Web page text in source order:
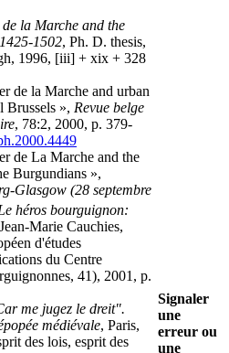
la Marche and the
1502, Ph. D. thesis,
1996, [iii] + xix + 328
de la Marche and urban
Brussels », Revue belge
, 78:2, 2000, p. 379-
de La Marche and the
Burgundians »,
Glasgow (28 septembre
héros bourguignon:
Marie Cauchies,
d'études
du Centre
41), 2001, p.
me jugez le dreit".
médiévale, Paris,
des lois, esprit des
Signaler
une
erreur ou
une